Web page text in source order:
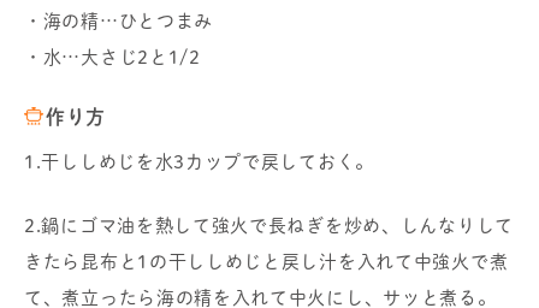
・海の精…ひとつまみ
・水…大さじ2と1/2
作り方
1.干ししめじを水3カップで戻しておく。
2.鍋にゴマ油を熱して強火で長ねぎを炒め、しんなりして
きたら昆布と1の干ししめじと戻し汁を入れて中強火で煮
て、煮立ったら海の精を入れて中火にし、サッと煮る。